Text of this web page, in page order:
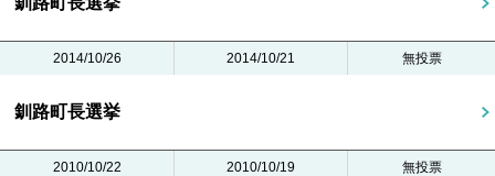
2014/10/26 2014/10/21 無投票
釧路町長選挙
2010/10/22 2010/10/19 無投票